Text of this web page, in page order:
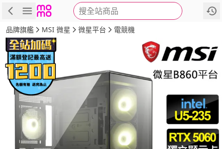
搜全站商品
商品 評價 詳情
品牌旗艦 MSI 微星 微星平台 電競機